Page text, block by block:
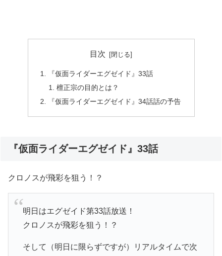
目次
『仮面ライダーエグゼイド』33話
檀正宗の目的とは？
『仮面ライダーエグゼイド』34話話の予告
『仮面ライダーエグゼイド』33話
クロノスが飛彩を狙う！？
明日はエグゼイド第33話放送！
クロノスが飛彩を狙う！？
そして（明日に限らずですが）リアルタイムで次